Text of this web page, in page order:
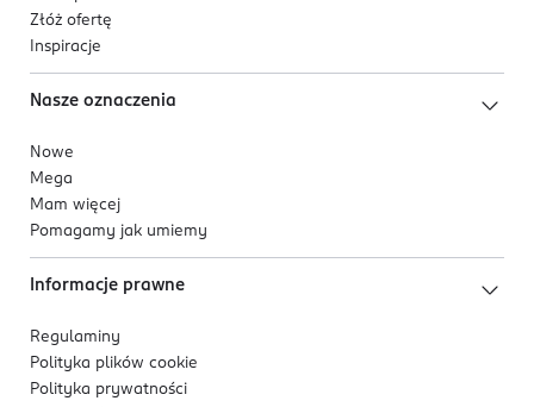
Złóż ofertę
Inspiracje
Nasze oznaczenia
Nowe
Mega
Mam więcej
Pomagamy jak umiemy
Informacje prawne
Regulaminy
Polityka plików cookie
Polityka prywatności